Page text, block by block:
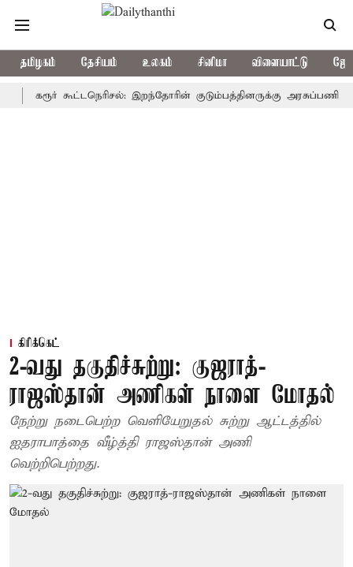
தமிழகம் தேசியம் உலகம் சினிமா விளையாட்டு
கூட்டநெரிசல்: இறந்தோரின் குடும்பத்தினருக்கு அரசுப்பணி
கிரிக்கெட்
2-வது தகுதிச்சுற்று: குஜராத்-
ராஜஸ்தான் அணிகள் நாளை மோதல்
நேற்று நடைபெற்ற வெளியேறுதல் சுற்று ஆட்டத்தில்
ஐதராபாத்தை வீழ்த்தி ராஜஸ்தான் அணி
வெற்றிபெற்றது.